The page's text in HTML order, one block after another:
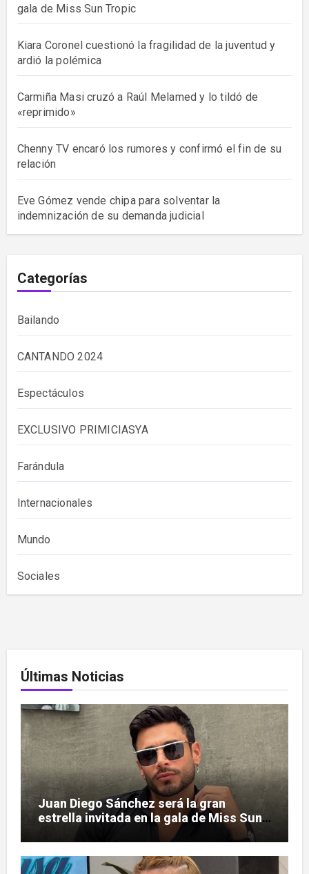
gala de Miss Sun Tropic
Kiara Coronel cuestionó la fragilidad de la juventud y
ardió la polémica
Carmiña Masi cruzó a Raúl Melamed y lo tildó de
«reprimido»
Chenny TV encaró los rumores y confirmó el fin de su
relación
Eve Gómez vende chipa para solventar la
indemnización de su demanda judicial
Categorías
Bailando
CANTANDO 2024
Espectáculos
EXCLUSIVO PRIMICIASYA
Farándula
Internacionales
Mundo
Sociales
Últimas Noticias
Juan Diego Sánchez será la gran
estrella invitada en la gala de Miss Sun